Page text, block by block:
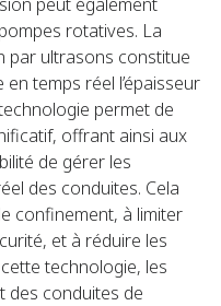
rotatives. La
par ultrasons constitue
temps réel l’épaisseur
permet de
offrant ainsi aux
de gérer les
des conduites. Cela
confinement, à limiter
et à réduire les
technologie, les
des conduites de